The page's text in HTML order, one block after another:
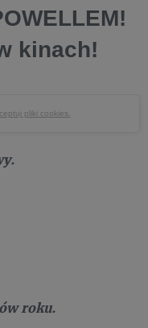
kinach!
pliki cookies.
roku.